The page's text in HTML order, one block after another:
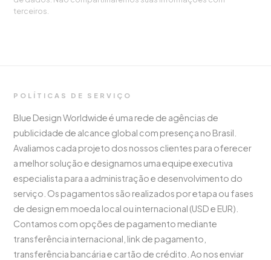
terceiros.
POLÍTICAS DE SERVIÇO
Blue Design Worldwide é uma rede de agências de
publicidade de alcance global com presença no Brasil.
Avaliamos cada projeto dos nossos clientes para oferecer
a melhor solução e designamos uma equipe executiva
especialista para a administração e desenvolvimento do
serviço. Os pagamentos são realizados por etapa ou fases
de design em moeda local ou internacional (USD e EUR).
Contamos com opções de pagamento mediante
transferência internacional, link de pagamento,
transferência bancária e cartão de crédito. Ao nos enviar